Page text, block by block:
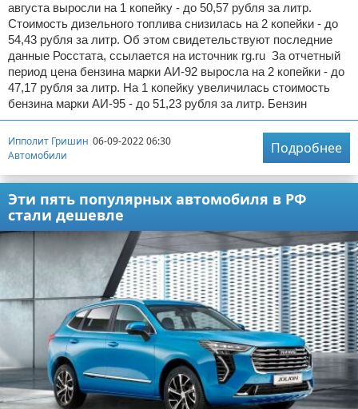
августа выросли на 1 копейку - до 50,57 рубля за литр.
Стоимость дизельного топлива снизилась на 2 копейки - до
54,43 рубля за литр. Об этом свидетельствуют последние
данные Росстата, ссылается на источник rg.ru За отчетный
период цена бензина марки АИ-92 выросла на 2 копейки - до
47,17 рубля за литр. На 1 копейку увеличилась стоимость
бензина марки АИ-95 - до 51,23 рубля за литр. Бензин
Ипполит Гришин 06-09-2022 06:30
Автомобили
Подробнее
Эти пять популярных автомобиля в РФ
стали дешевле